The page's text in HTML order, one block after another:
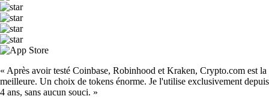
« Après avoir testé Coinbase, Robinhood et Kraken, Crypto.com est la
meilleure. Un choix de tokens énorme. Je l'utilise exclusivement depuis
4 ans, sans aucun souci. »